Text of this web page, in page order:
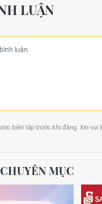
LUẬN
biên tập trước khi đăng. Xin vui
CHUYÊN MỤC